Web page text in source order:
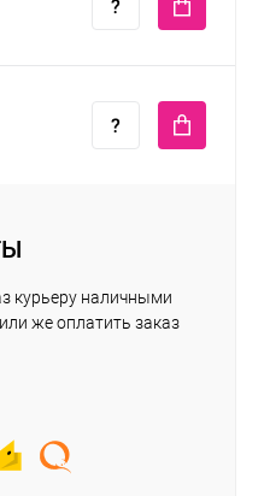
курьеру наличными
же оплатить заказ